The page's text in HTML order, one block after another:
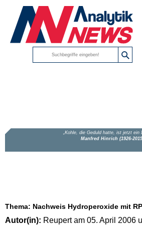
Thema: Nachweis Hydroperoxide mit
Autor(in): Reupert am 05. April 2006